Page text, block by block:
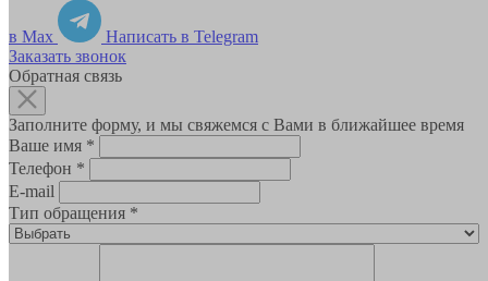
в Max
Написать в Telegram
Заказать звонок
Обратная связь
Заполните форму, и мы свяжемся с Вами в ближайшее время
Ваше имя *
Телефон *
E-mail
Тип обращения *